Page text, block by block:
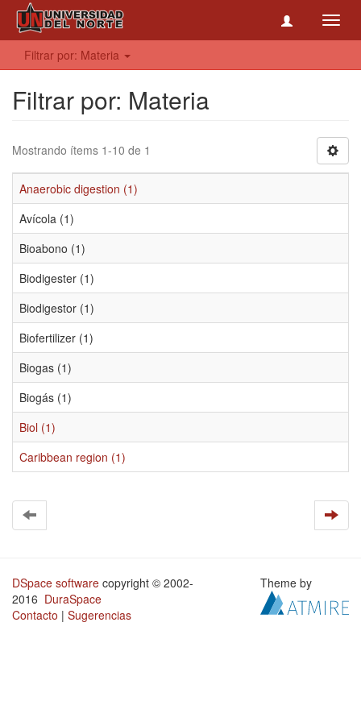
Filtrar por: Materia
Filtrar por: Materia
Mostrando ítems 1-10 de 1
Anaerobic digestion (1)
Avícola (1)
Bioabono (1)
Biodigester (1)
Biodigestor (1)
Biofertilizer (1)
Biogas (1)
Biogás (1)
Biol (1)
Caribbean region (1)
DSpace software copyright © 2002-
2016 DuraSpace
Contacto | Sugerencias
Theme by